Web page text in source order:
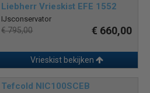
Liebherr Vrieskist EFE 1552
IJsconservator
€ 795,00 € 660,00
Vrieskist bekijken
Tefcold NIC100SCEB